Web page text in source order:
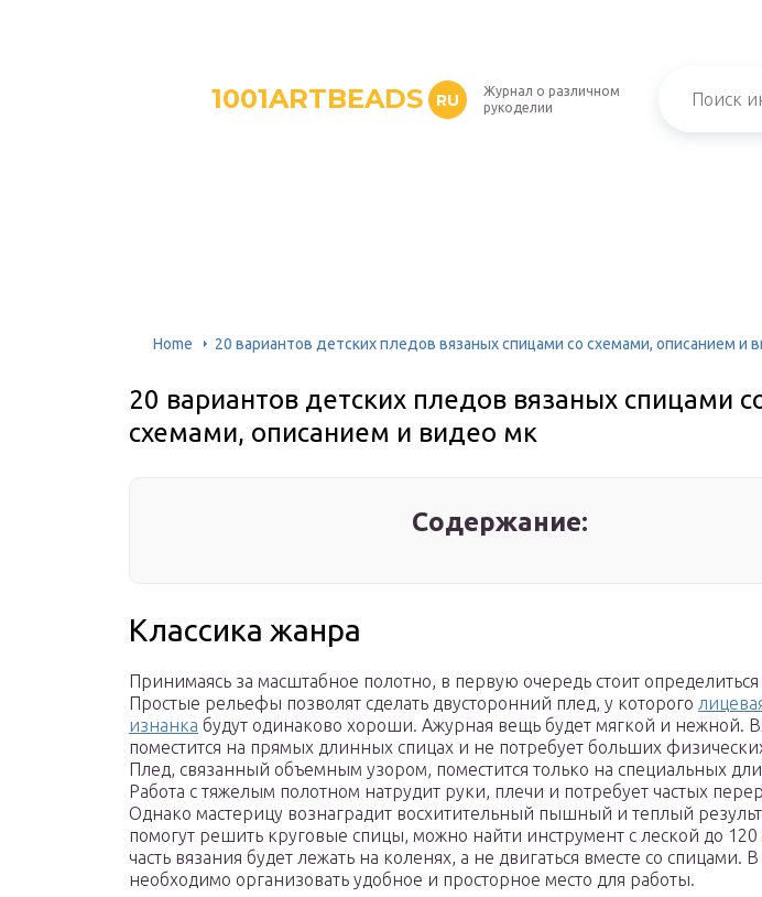
1001ARTBEADS RU
Журнал о различном
рукоделии
Home 20 вариантов детских пледов вязаных спицами со схемами, описанием и
20 вариантов детских пледов вязаных спицами
схемами, описанием и видео мк
Содержание:
Классика жанра
Принимаясь за масштабное полотно, в первую очередь стоит определиться
Простые рельефы позволят сделать двусторонний плед, у которого
изнанка будут одинаково хороши. Ажурная вещь будет мягкой и нежной.
поместится на прямых длинных спицах и не потребует больших
Плед, связанный объемным узором, поместится только на специальных
Работа с тяжелым полотном натрудит руки, плечи и потребует частых
Однако мастерицу вознаградит восхитительный пышный и теплый
помогут решить круговые спицы, можно найти инструмент с леской до
часть вязания будет лежать на коленях, а не двигаться вместе со спицами.
необходимо организовать удобное и просторное место для работы.